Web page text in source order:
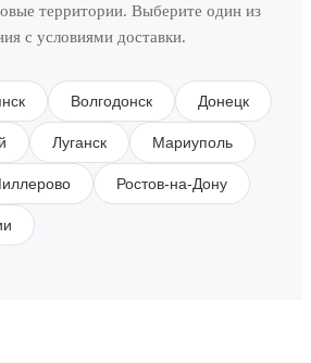
территории. Выберите один из
с условиями доставки.
Волгодонск Донецк
Луганск Мариуполь
Ростов-на-Дону